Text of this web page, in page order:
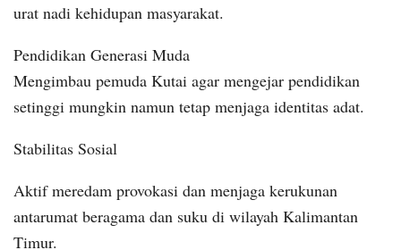
urat nadi kehidupan masyarakat.
Pendidikan Generasi Muda
Mengimbau pemuda Kutai agar mengejar pendidikan
setinggi mungkin namun tetap menjaga identitas adat.
Stabilitas Sosial
Aktif meredam provokasi dan menjaga kerukunan
antarumat beragama dan suku di wilayah Kalimantan
Timur.